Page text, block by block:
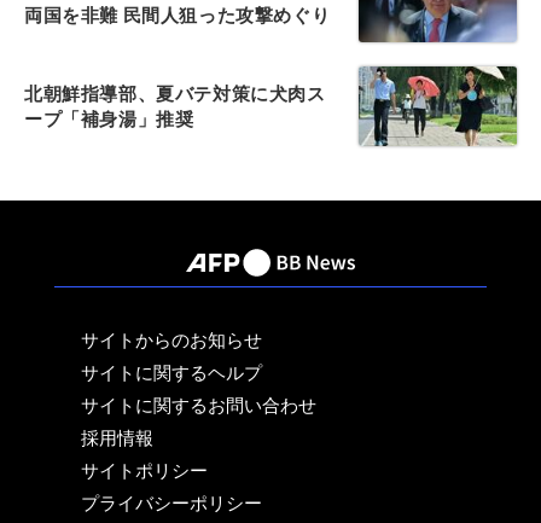
両国を非難 民間人狙った攻撃めぐり
北朝鮮指導部、夏バテ対策に犬肉ス
ープ「補身湯」推奨
サイトからのお知らせ
サイトに関するヘルプ
サイトに関するお問い合わせ
採用情報
サイトポリシー
プライバシーポリシー